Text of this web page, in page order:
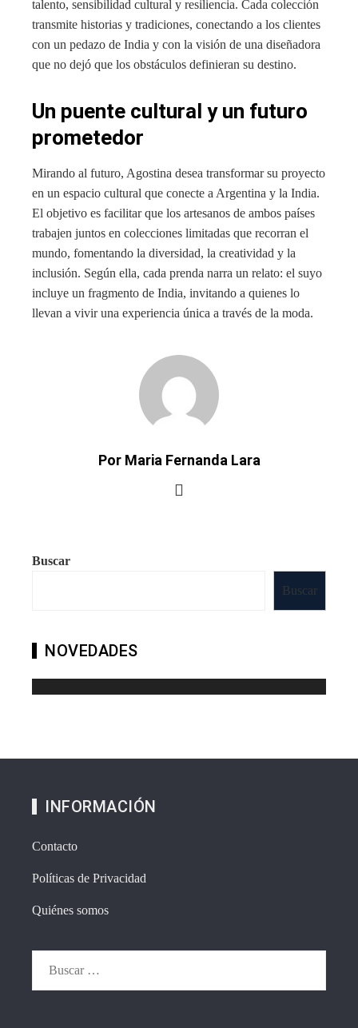
talento, sensibilidad cultural y resiliencia. Cada colección
transmite historias y tradiciones, conectando a los clientes
con un pedazo de India y con la visión de una diseñadora
que no dejó que los obstáculos definieran su destino.
Un puente cultural y un futuro
prometedor
Mirando al futuro, Agostina desea transformar su proyecto
en un espacio cultural que conecte a Argentina y la India.
El objetivo es facilitar que los artesanos de ambos países
trabajen juntos en colecciones limitadas que recorran el
mundo, fomentando la diversidad, la creatividad y la
inclusión. Según ella, cada prenda narra un relato: el suyo
incluye un fragmento de India, invitando a quienes lo
llevan a vivir una experiencia única a través de la moda.
Por Maria Fernanda Lara
Buscar
Buscar
NOVEDADES
INFORMACIÓN
Contacto
Políticas de Privacidad
Quiénes somos